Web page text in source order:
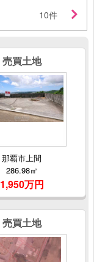
10件
売買土地
那覇市上間
286.98㎡
1,950万円
売買土地